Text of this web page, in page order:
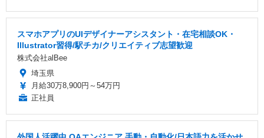
スマホアプリのUIデザイナーアシスタント・在宅相談OK・
Illustrator習得/駅チカ/クリエイティブ志望歓迎
株式会社alBee
埼玉県
月給30万8,900円～54万円
正社員